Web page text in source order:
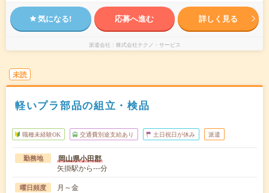
気になる! 応募へ進む 詳しく見る
派遣会社 株式会社テクノ・サービス
未読
軽いプラ部品の組立・検品
職種未経験OK 交通費別途支給あり 土日祝日が休み 派遣
勤務地 岡山県小田郡
矢掛駅から---分
曜日頻度 月～金